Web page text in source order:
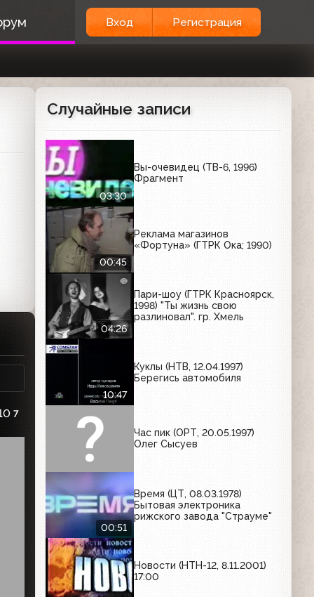
Вход Регистрация
7
Случайные записи
03:30
Вы-очевидец (ТВ-6, 1996)
Фрагмент
00:45
Реклама магазинов
«Фортуна» (ГТРК Ока; 1990)
04:26
Пари-шоу (ГТРК Красноярск,
1998) "Ты жизнь свою
разлиновал". гр. Хмель
10:47
Куклы (НТВ, 12.04.1997)
Берегись автомобиля
Час пик (ОРТ, 20.05.1997)
Олег Сысуев
00:51
Время (ЦТ, 08.03.1978)
Бытовая электроника
рижского завода "Страуме"
Новости (НТН-12, 8.11.2001)
17:00